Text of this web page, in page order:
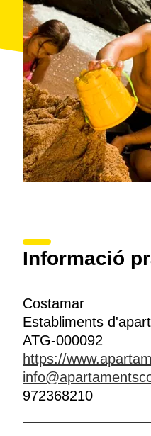
Informació
Costamar
Establiments
ATG-000092
https://
972368210